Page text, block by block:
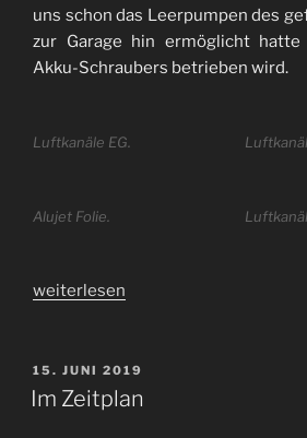
uns schon das Leerpumpen des
zur Garage hin ermöglicht
Akku-Schraubers betrieben wird.
Luftkanäle EG.
Alujet Folie.
„Abschluss
Heizung
&
weiterlesen
VERÖFFENTLICHT
AM
15. JUNI 2019
Im Zeitplan